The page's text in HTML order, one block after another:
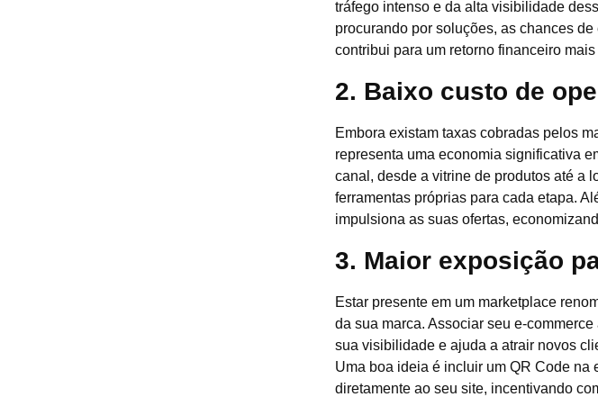
tráfego intenso e da alta visibilidade
procurando por soluções, as chances
contribui para um retorno financeiro mais
2. Baixo custo de
Embora existam taxas cobradas pelos
representa uma economia significativa
canal, desde a vitrine de produtos até a
ferramentas próprias para cada etapa.
impulsiona as suas ofertas,
3. Maior exposição
Estar presente em um marketplace
da sua marca. Associar seu e-
sua visibilidade e ajuda a atrair novos
Uma boa ideia é incluir um QR Code
diretamente ao seu site, incentivando